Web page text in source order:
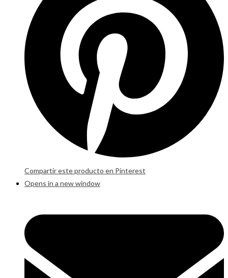
Compartir este producto en Pinterest
Opens in a new window